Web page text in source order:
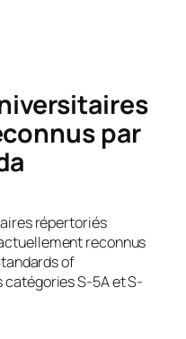
par
répertoriés
reconnus
of
S-5A et S-